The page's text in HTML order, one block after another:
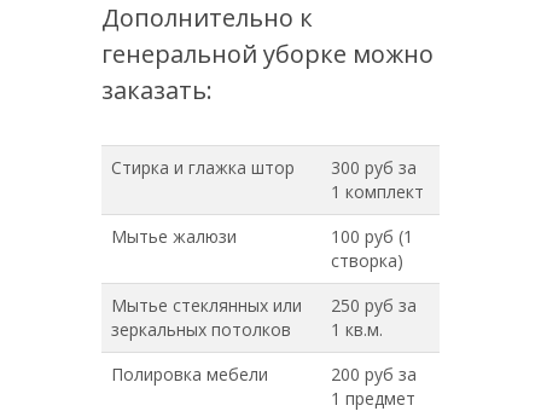
Дополнительно к
генеральной уборке можно
заказать:
Стирка и глажка штор
300 руб за
1 комплект
Мытье жалюзи
100 руб (1
створка)
Мытье стеклянных или
зеркальных потолков
250 руб за
1 кв.м.
Полировка мебели
200 руб за
1 предмет